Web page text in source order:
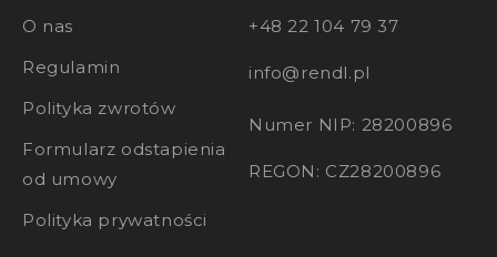
O nas
Regulamin
Polityka zwrotów
Formularz odstapienia
od umowy
Polityka prywatności
+48 22 104 79 37
info@rendl.pl
Numer NIP: 28200896
REGON: CZ28200896